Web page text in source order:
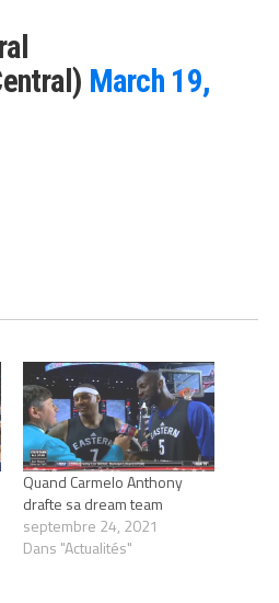
March 19,
Quand Carmelo Anthony
drafte sa dream team
septembre 24, 2021
Dans "Actualités"